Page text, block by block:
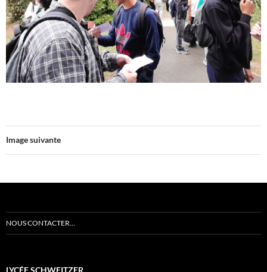
Image suivante
NOUS CONTACTER…
LYCÉE SCHWEITZER